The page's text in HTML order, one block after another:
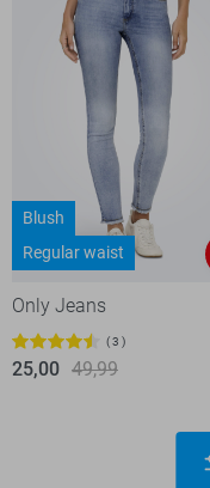
Blush
Regular waist
Only Jeans
3
25,00 49,99